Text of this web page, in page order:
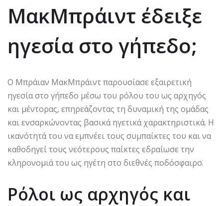
ΜακΜπράιντ έδειξε
ηγεσία στο γήπεδο;
Ο Μπράιαν ΜακΜπράιντ παρουσίασε εξαιρετική
ηγεσία στο γήπεδο μέσω του ρόλου του ως αρχηγός
και μέντορας, επηρεάζοντας τη δυναμική της ομάδας
και ενσαρκώνοντας βασικά ηγετικά χαρακτηριστικά. Η
ικανότητά του να εμπνέει τους συμπαίκτες του και να
καθοδηγεί τους νεότερους παίκτες εδραίωσε την
κληρονομιά του ως ηγέτη στο διεθνές ποδόσφαιρο.
Ρόλοι ως αρχηγός και